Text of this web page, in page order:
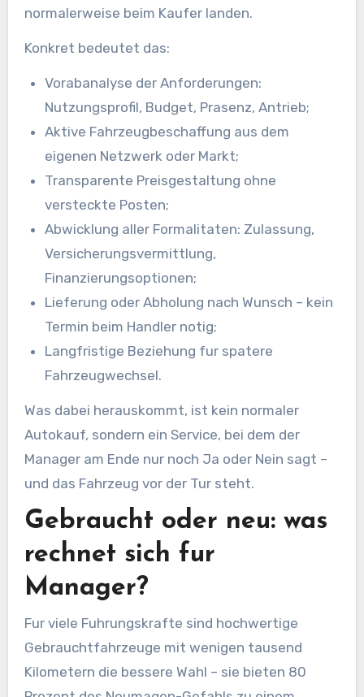
normalerweise beim Kaufer landen.
Konkret bedeutet das:
Vorabanalyse der Anforderungen:
Nutzungsprofil, Budget, Prasenz, Antrieb;
Aktive Fahrzeugbeschaffung aus dem
eigenen Netzwerk oder Markt;
Transparente Preisgestaltung ohne
versteckte Posten;
Abwicklung aller Formalitaten: Zulassung,
Versicherungsvermittlung,
Finanzierungsoptionen;
Lieferung oder Abholung nach Wunsch – kein
Termin beim Handler notig;
Langfristige Beziehung fur spatere
Fahrzeugwechsel.
Was dabei herauskommt, ist kein normaler
Autokauf, sondern ein Service, bei dem der
Manager am Ende nur noch Ja oder Nein sagt –
und das Fahrzeug vor der Tur steht.
Gebraucht oder neu: was
rechnet sich fur
Manager?
Fur viele Fuhrungskrafte sind hochwertige
Gebrauchtfahrzeuge mit wenigen tausend
Kilometern die bessere Wahl – sie bieten 80